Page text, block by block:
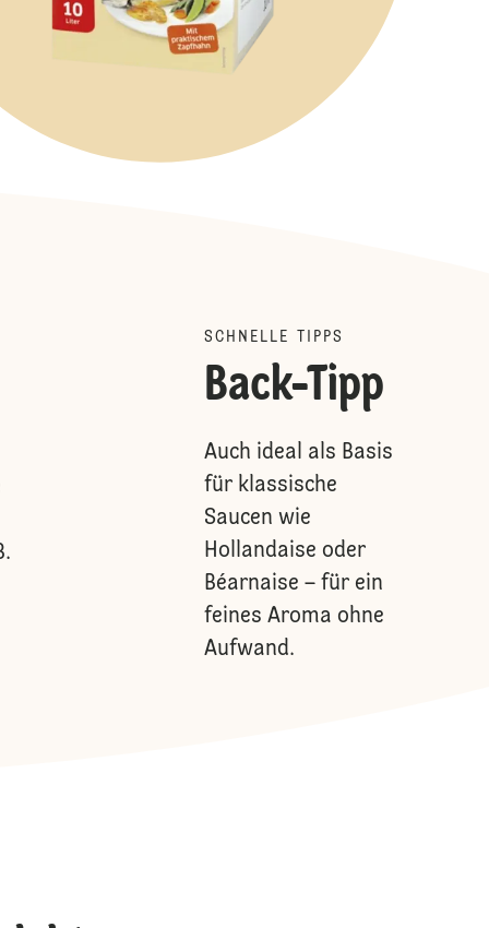
SCHNELLE TIPPS
Back-Tipp
Auch ideal als Basis
für klassische
Saucen wie
Hollandaise oder
Béarnaise – für ein
feines Aroma ohne
Aufwand.